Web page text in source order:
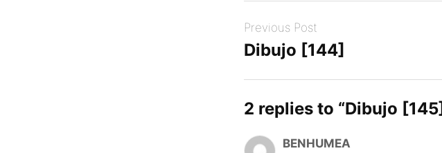
Previous Post
Dibujo [144]
2 replies to “Dibujo [145]
BENHUMEA